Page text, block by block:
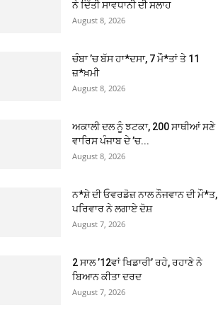
ਨੇ ਦਿੱਤੀ ਸਾਵਧਾਨੀ ਦੀ ਸਲਾਹ
August 8, 2026
ਚੰਬਾ ’ਚ ਬੱਸ ਹਾ*ਦਸਾ, 7 ਮੌ*ਤਾਂ ਤੇ 11
ਜ਼*ਖ਼ਮੀ
August 8, 2026
ਅਕਾਲੀ ਦਲ ਨੂੰ ਝਟਕਾ, 200 ਸਾਥੀਆਂ ਸਣੇ
ਵਾਰਿਸ ਪੰਜਾਬ ਦੇ ’ਚ...
August 8, 2026
ਨ*ਸ਼ੇ ਦੀ ਓਵਰਡੋਜ਼ ਨਾਲ ਨੌਜਵਾਨ ਦੀ ਮੌ*ਤ,
ਪਰਿਵਾਰ ਨੇ ਲਗਾਏ ਦੋਸ਼
August 7, 2026
2 ਸਾਲ ’12ਵਾਂ ਖਿਡਾਰੀ’ ਰਹੇ, ਰਹਾਣੇ ਨੇ
ਬਿਆਨ ਕੀਤਾ ਦਰਦ
August 7, 2026